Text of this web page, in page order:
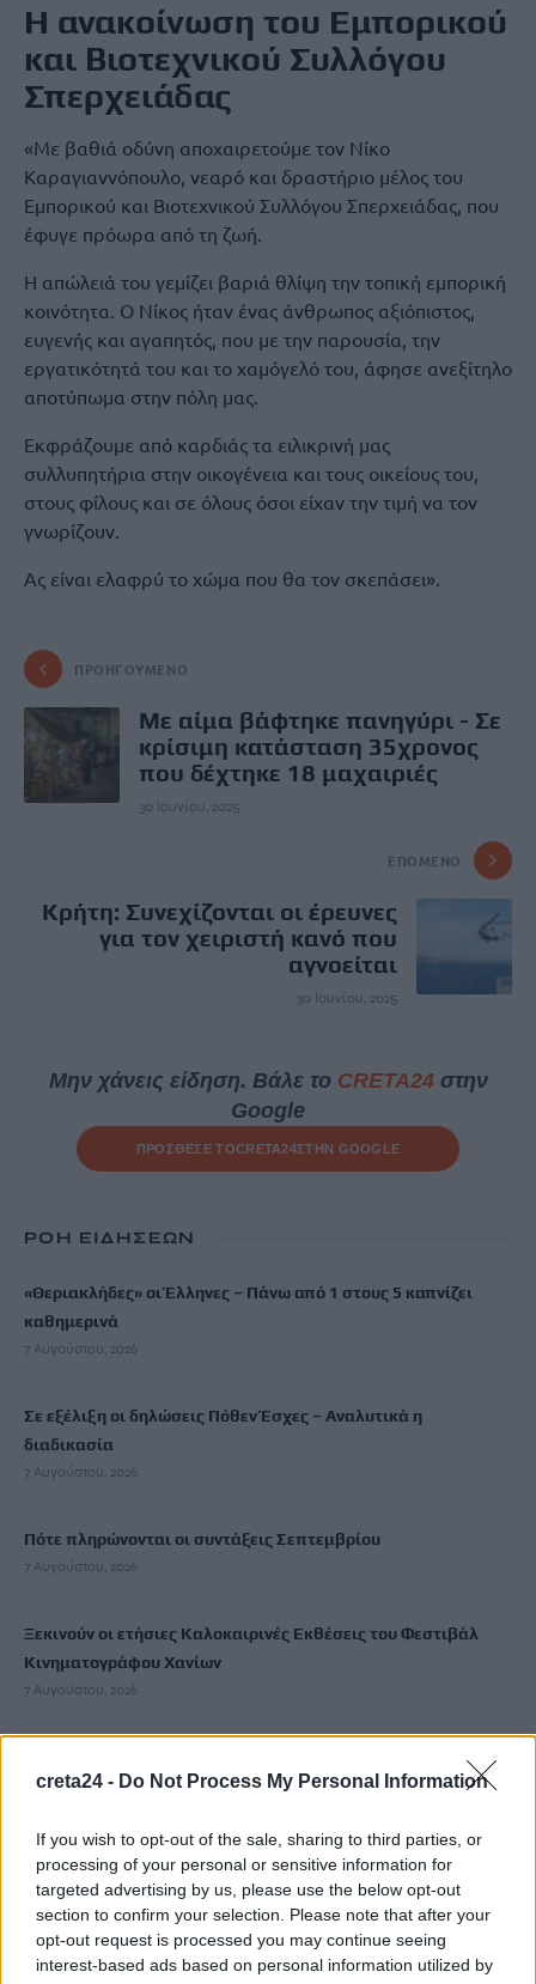
creta24 - Do Not Process My Personal Information
If you wish to opt-out of the sale, sharing to third parties, or
processing of your personal or sensitive information for
targeted advertising by us, please use the below opt-out
section to confirm your selection. Please note that after your
opt-out request is processed you may continue seeing
interest-based ads based on personal information utilized by
Η ανακοίνωση του Εμπορικού
και Βιοτεχνικού Συλλόγου
Σπερχειάδας
«Με βαθιά οδύνη αποχαιρετούμε τον Νίκο
Καραγιαννόπουλο, νεαρό και δραστήριο μέλος του
Εμπορικού και Βιοτεχνικού Συλλόγου Σπερχειάδας, που
έφυγε πρόωρα από τη ζωή.
Η απώλειά του γεμίζει βαριά θλίψη την τοπική εμπορική
κοινότητα. Ο Νίκος ήταν ένας άνθρωπος αξιόπιστος,
ευγενής και αγαπητός, που με την παρουσία, την
εργατικότητά του και το χαμόγελό του, άφησε ανεξίτηλο
αποτύπωμα στην πόλη μας.
Εκφράζουμε από καρδιάς τα ειλικρινή μας
συλλυπητήρια στην οικογένεια και τους οικείους του,
στους φίλους και σε όλους όσοι είχαν την τιμή να τον
γνωρίζουν.
Ας είναι ελαφρύ το χώμα που θα τον σκεπάσει».
ΠΡΟΗΓΟΎΜΕΝΟ
Με αίμα βάφτηκε πανηγύρι - Σε
κρίσιμη κατάσταση 35χρονος
που δέχτηκε 18 μαχαιριές
30 Ιουνίου, 2025
ΕΠΌΜΕΝΟ
Κρήτη: Συνεχίζονται οι έρευνες
για τον χειριστή κανό που
αγνοείται
30 Ιουνίου, 2025
Μην χάνεις είδηση. Βάλε το CRETA24στην
Google
ΠΡΟΣΘΕΣΕ ΤΟCRETA24ΣΤΗΝ GOOGLE
ΡΟΗ ΕΙΔΗΣΕΩΝ
«Θεριακλήδες» οι Έλληνες – Πάνω από 1 στους 5 καπνίζει
καθημερινά
7 Αυγούστου, 2026
Σε εξέλιξη οι δηλώσεις Πόθεν Έσχες – Αναλυτικά η
διαδικασία
7 Αυγούστου, 2026
Πότε πληρώνονται οι συντάξεις Σεπτεμβρίου
7 Αυγούστου, 2026
Ξεκινούν οι ετήσιες Καλοκαιρινές Εκθέσεις του Φεστιβάλ
Κινηματογράφου Χανίων
7 Αυγούστου, 2026
Ευρωπαίοι ίσως ασκούσαν κανιβαλισμό
Σοκαριστικές αποκαλύψεις του FBI μετά το Μουντιάλ: «Θα
ανατινάξω τον Μέσι με τέσσερις βόμβες»
7 Αυγούστου, 2026